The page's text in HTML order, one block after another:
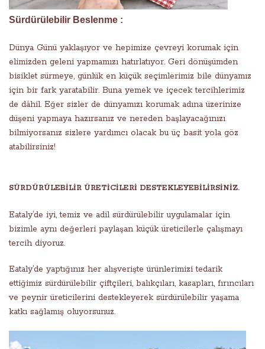
Sürdürülebilir Beslenme :
Dünya Günü yaklaşıyor ve hepimize çevreyi korumak için
elimizden geleni yapmamızı hatırlatıyor. Geri dönüşümden
bisiklet sürmeye, günlük en küçük seçimlerimiz bile dünyamız
için bir fark yaratabilir. Buna yemek ve içecek tercihlerimiz
de dâhil. Eğer sizler de dünyamızı korumak adına üzerinize
düşeni yapmaya hazırsanız ve nereden başlayacağınızı
bilmiyorsanız sizlere yardımcı olacak bu üç basit yola göz
atabilirsiniz!
SÜRDÜRÜLEBİLİR ÜRETİCİLERİ DESTEKLEYEBİLİRSİNİZ.
Eataly’de iyi, temiz ve adil sürdürülebilir uygulamalar için
bizimle aynı değerleri paylaşan küçük üreticilerle çalışmayı
tercih diyoruz.
Eataly’de yaptığınız her alışverişte ürünlerimizi tedarik
ettiğimiz sürdürülebilir çiftçileri, balıkçıları, kasapları, fırıncıları
ve peynir üreticilerini destekleyerek sürdürülebilir yaşama
katkı sağlamış oluyorsunuz.